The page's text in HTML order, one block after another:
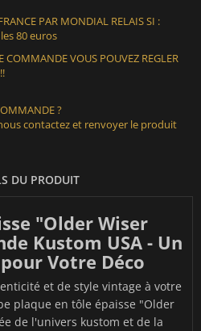
PAR MONDIAL RELAIS SI :
80 euros
COMMANDE VOUS POUVEZ REGLER
?
contactez et renvoyer le produit
DU PRODUIT
"Older Wiser
Kustom USA - Un
Votre Déco
et de style vintage à votre
plaque en tôle épaisse "Older
de l'univers kustom et de la